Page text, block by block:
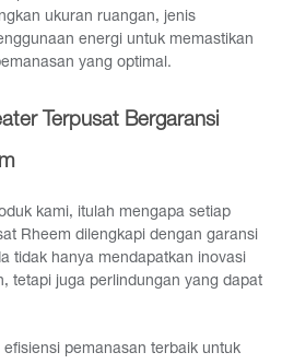
ukuran ruangan, jenis
energi untuk memastikan
yang optimal.
Terpusat Bergaransi
kami, itulah mengapa setiap
Rheem dilengkapi dengan garansi
tidak hanya mendapatkan inovasi
tetapi juga perlindungan yang dapat
pemanasan terbaik untuk